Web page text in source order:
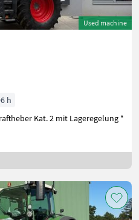
Used machine
h
Kat. 2 mit Lageregelung *